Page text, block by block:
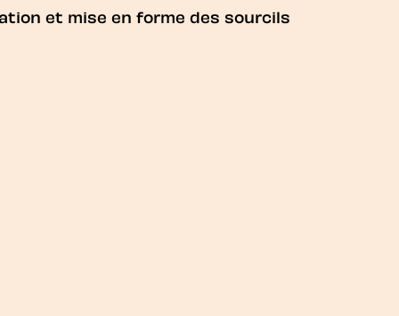
et mise en forme des sourcils